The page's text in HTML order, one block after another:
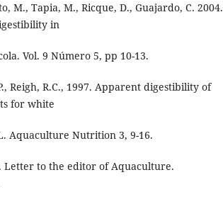
M., Tapia, M., Ricque, D., Guajardo, C. 2004.
in
Vol. 9 Número 5, pp 10-13.
Reigh, R.C., 1997. Apparent digestibility of
for white
Aquaculture Nutrition 3, 9-16.
Letter to the editor of Aquaculture.